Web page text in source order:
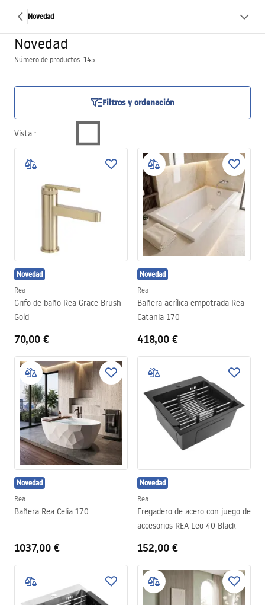
Novedad
Novedad
Número de productos: 145
Filtros y ordenación
Vista :
Novedad
Rea
Grifo de baño Rea Grace Brush
Gold
70,00 €
Novedad
Rea
Bañera acrílica empotrada Rea
Catania 170
418,00 €
Novedad
Rea
Bañera Rea Celia 170
1037,00 €
Novedad
Rea
Fregadero de acero con juego de
accesorios REA Leo 40 Black
152,00 €